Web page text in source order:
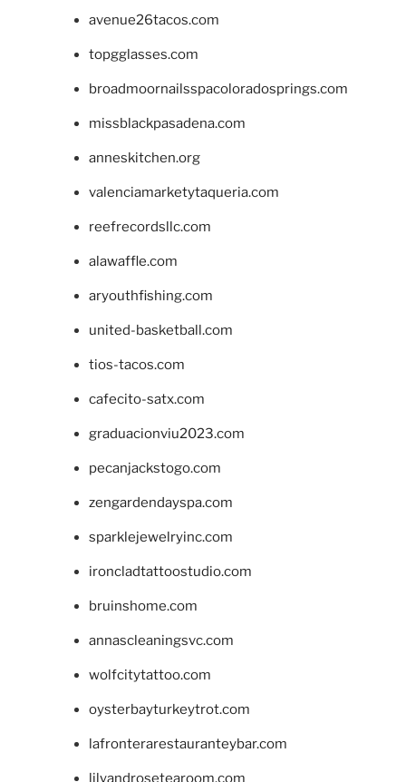
avenue26tacos.com
topgglasses.com
broadmoornailsspacoloradosprings.com
missblackpasadena.com
anneskitchen.org
valenciamarketytaqueria.com
reefrecordsllc.com
alawaffle.com
aryouthfishing.com
united-basketball.com
tios-tacos.com
cafecito-satx.com
graduacionviu2023.com
pecanjackstogo.com
zengardendayspa.com
sparklejewelryinc.com
ironcladtattoostudio.com
bruinshome.com
annascleaningsvc.com
wolfcitytattoo.com
oysterbayturkeytrot.com
lafronterarestauranteybar.com
lilyandrosetearoom.com